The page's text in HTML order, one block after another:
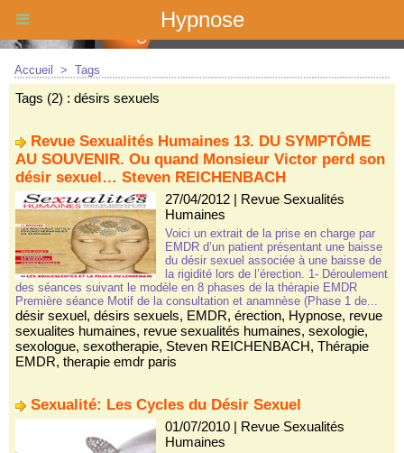
Hypnose
Accueil > Tags
Tags (2) : désirs sexuels
Revue Sexualités Humaines 13. DU SYMPTÔME
AU SOUVENIR. Ou quand Monsieur Victor perd son
désir sexuel… Steven REICHENBACH
27/04/2012| Revue Sexualités
Humaines
Voici un extrait de la prise en charge par
EMDR d’un patient présentant une baisse
du désir sexuel associée à une baisse de
la rigidité lors de l’érection. 1- Déroulement
des séances suivant le modèle en 8 phases de la thérapie EMDR
Première séance Motif de la consultation et anamnèse (Phase 1 de...
désir sexuel, désirs sexuels, EMDR, érection, Hypnose, revue
sexualites humaines, revue sexualités humaines, sexologie,
sexologue, sexotherapie, Steven REICHENBACH, Thérapie
EMDR, therapie emdr paris
Sexualité: Les Cycles du Désir Sexuel
01/07/2010| Revue Sexualités
Humaines